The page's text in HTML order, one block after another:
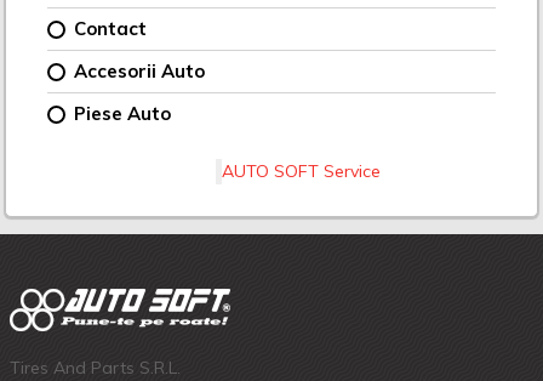
Contact
Accesorii Auto
Piese Auto
AUTO SOFT Service
Tires And Parts S.R.L.